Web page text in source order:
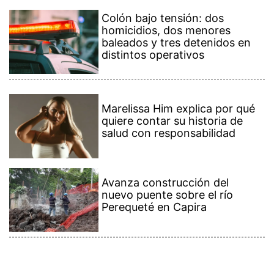
Colón bajo tensión: dos
homicidios, dos menores
baleados y tres detenidos en
distintos operativos
Marelissa Him explica por qué
quiere contar su historia de
salud con responsabilidad
Avanza construcción del
nuevo puente sobre el río
Perequeté en Capira